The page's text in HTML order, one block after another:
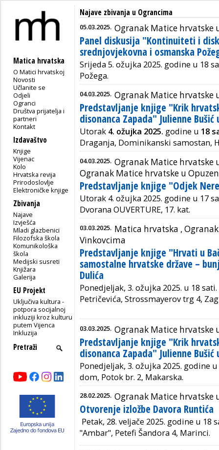
Matica hrvatska
O Matici hrvatskoj
Novosti
Učlanite se
Odjeli
Ogranci
Društva prijatelja i
partneri
Kontakt
Izdavaštvo
Knjige
Vijenac
Kolo
Hrvatska revija
Prirodoslovlje
Elektroničke knjige
Zbivanja
Najave
Izvješća
Mladi glazbenici
Filozofska škola
Komunikološka
škola
Medijski susreti
Knjižara
Galerija
EU Projekt
Uključiva kultura -
potpora socijalnoj
inkluziji kroz kulturu
putem Vijenca
Inkluzija
Najave zbivanja u Ograncima
05.03.2025. Ogranak Matice hrvatske
Panel diskusija "Kontinuiteti i
srednjovjekovna i osmanska
Srijeda 5. ožujka 2025. godine u 18
Požega.
04.03.2025. Ogranak Matice hrvatske
Predstavljanje knjige "Krik
disonanca Zapada" Julienne Bušić
Utorak 4. ožujka 2025. godine u 18
Draganja, Dominikanski samostan,
04.03.2025. Ogranak Matice hrvatske
Ogranak Matice hrvatske u
Predstavljanje knjige "Odjek
Utorak 4. ožujka 2025. godine u 17
Dvorana OUVERTURE, 17. kat.
03.03.2025. Matica hrvatska ,
Vinkovcima
Predstavljanje knjige "Hrvati u
samostalne hrvatske države –
Dulića
Ponedjeljak, 3. ožujka 2025. u 18
Petričevića, Strossmayerov trg 4,
03.03.2025. Ogranak Matice hrvatske
Predstavljanje knjige "Krik
disonanca Zapada" Julienne
Ponedjeljak, 3. ožujka 2025. godine
dom, Potok br. 2, Makarska.
28.02.2025. Ogranak Matice hrvatske
Otvorenje izložbe Davora Runtića
Petak, 28. veljače 2025. godine u 18
"Ambar", Petefi Šandora 4, Marinci.